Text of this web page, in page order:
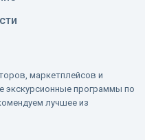
маркетплейсов и
экскурсионные программы по
лучшее из